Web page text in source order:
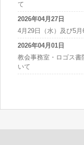
て
2026年04月27日
4月29日（水）及び5
2026年04月01日
教会事務室・ロゴス書
いて